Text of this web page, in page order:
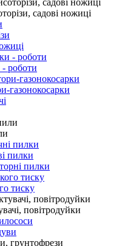
садові ножиці
- роботи
газонокосарки
пилки
пилки
пилки
тиску
повітродуйки